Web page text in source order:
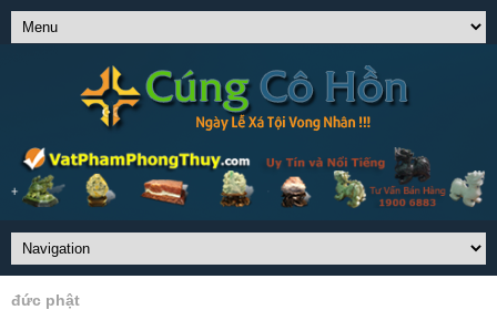
đức phật